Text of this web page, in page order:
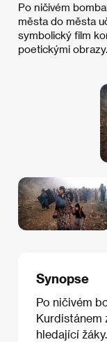
Po ničivém
města do města
symbolický film
poetickými obrazy.
Synopse
Po ničivém
Kurdistánem
hledající